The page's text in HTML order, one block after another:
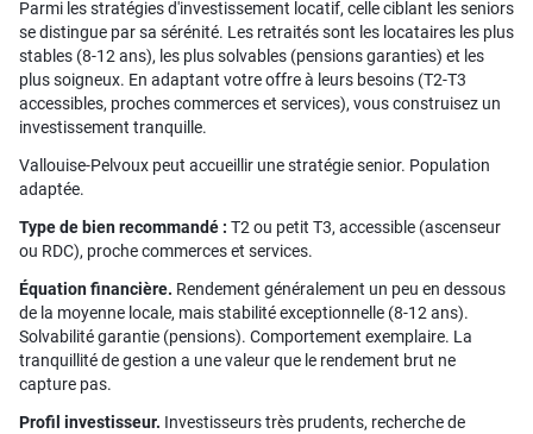
Parmi les stratégies d'investissement locatif, celle ciblant les seniors
se distingue par sa sérénité. Les retraités sont les locataires les plus
stables (8-12 ans), les plus solvables (pensions garanties) et les
plus soigneux. En adaptant votre offre à leurs besoins (T2-T3
accessibles, proches commerces et services), vous construisez un
investissement tranquille.
Vallouise-Pelvoux peut accueillir une stratégie senior. Population
adaptée.
Type de bien recommandé : T2 ou petit T3, accessible (ascenseur
ou RDC), proche commerces et services.
Équation financière. Rendement généralement un peu en dessous
de la moyenne locale, mais stabilité exceptionnelle (8-12 ans).
Solvabilité garantie (pensions). Comportement exemplaire. La
tranquillité de gestion a une valeur que le rendement brut ne
capture pas.
Profil investisseur. Investisseurs très prudents, recherche de